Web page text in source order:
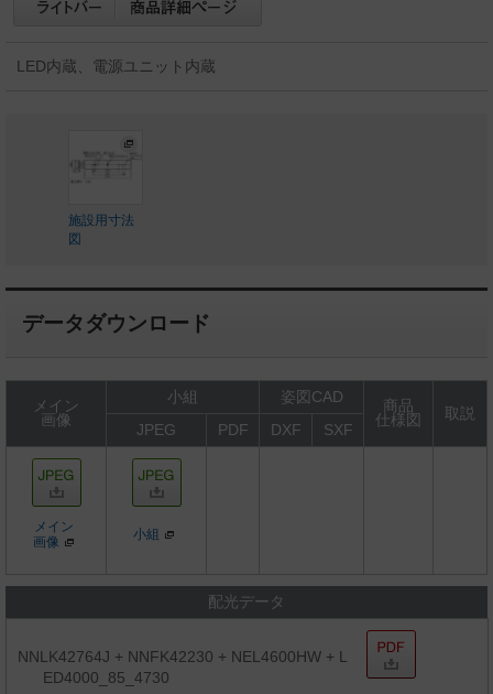
LED内蔵、電源ユニット内蔵
施設用寸法
図
データダウンロード
メイン
画像
小組 姿図CAD
商品
仕様図
取説
JPEG
PDF DXF SXF
メイン
画像
小組
配光データ
NNLK42764J + NNFK42230 + NEL4600HW + L
ED4000_85_4730